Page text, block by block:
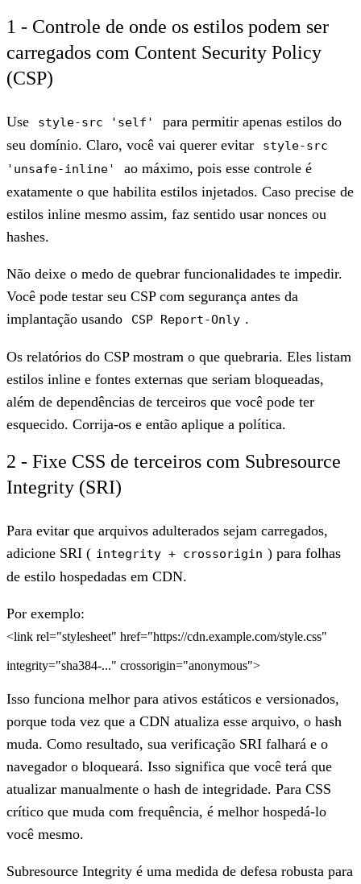
1 - Controle de onde os estilos podem ser
carregados com Content Security Policy
(CSP)
Use style-src 'self'
para permitir apenas estilos do
seu domínio. Claro, você vai querer evitar
style-src
'unsafe-inline'
ao máximo, pois esse controle é
exatamente o que habilita estilos injetados. Caso precise de
estilos inline mesmo assim, faz sentido usar nonces ou
hashes.
Não deixe o medo de quebrar funcionalidades te impedir.
Você pode testar seu CSP com segurança antes da
implantação usando
CSP Report-Only .
Os relatórios do CSP mostram o que quebraria. Eles listam
estilos inline e fontes externas que seriam bloqueadas,
além de dependências de terceiros que você pode ter
esquecido. Corrija-os e então aplique a política.
2 - Fixe CSS de terceiros com Subresource
Integrity (SRI)
Para evitar que arquivos adulterados sejam carregados,
adicione SRI ( integrity + crossorigin ) para folhas
de estilo hospedadas em CDN.
Por exemplo:
<link rel="stylesheet" href="https://cdn.example.com/style.css"
integrity="sha384-..." crossorigin="anonymous">
Isso funciona melhor para ativos estáticos e versionados,
porque toda vez que a CDN atualiza esse arquivo, o hash
muda. Como resultado, sua verificação SRI falhará e o
navegador o bloqueará. Isso significa que você terá que
atualizar manualmente o hash de integridade. Para CSS
crítico que muda com frequência, é melhor hospedá-lo
você mesmo.
Subresource Integrity é uma medida de defesa robusta para